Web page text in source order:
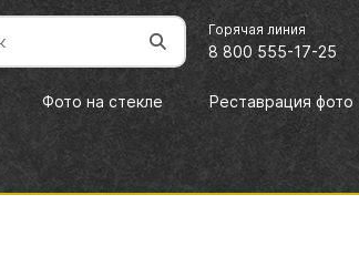
Горячая линия
8 800 555-17-25
Фото на стекле Реставрация фото